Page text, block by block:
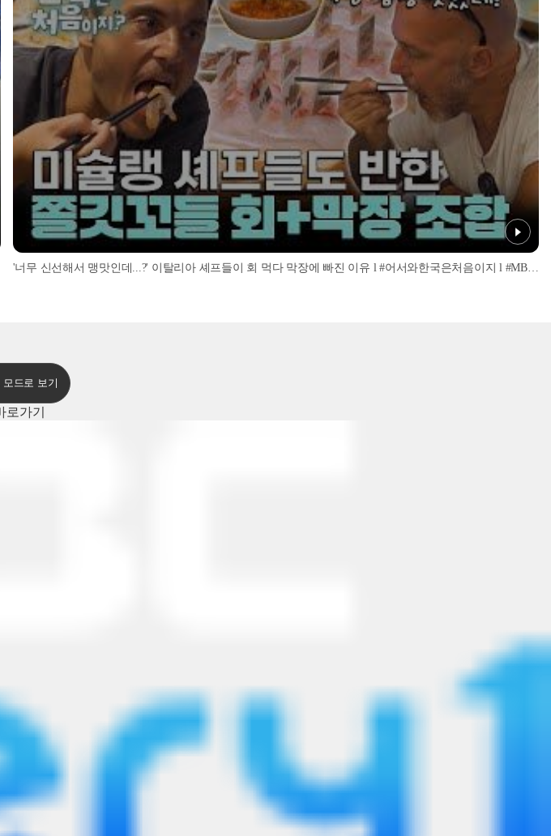
'너무 신선해서 맹맛인데...?' 이탈리아 셰프들이 회 먹다 막장에 빠진 이유 l #어서와한국은처음이지 l #MBCevery1 l EP.437
모드로 보기
로가기